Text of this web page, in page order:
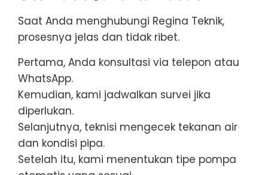
Saat Anda menghubungi Regina Teknik,
prosesnya jelas dan tidak ribet.
Pertama, Anda konsultasi via telepon atau
WhatsApp.
Kemudian, kami jadwalkan survei jika
diperlukan.
Selanjutnya, teknisi mengecek tekanan air
dan kondisi pipa.
Setelah itu, kami menentukan tipe pompa